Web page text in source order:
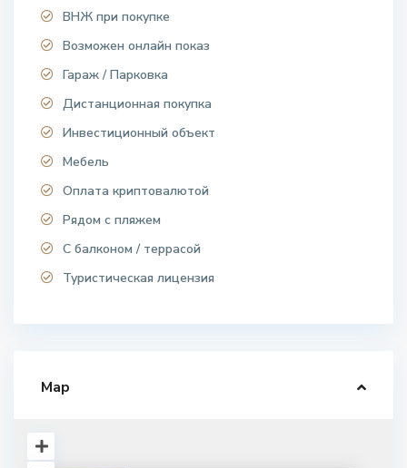
ВНЖ при покупке
Возможен онлайн показ
Гараж / Парковка
Дистанционная покупка
Инвестиционный объект
Мебель
Оплата криптовалютой
Рядом с пляжем
С балконом / террасой
Туристическая лицензия
Map